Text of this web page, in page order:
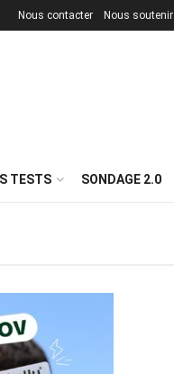
Nous contacter Nous soutenir
TESTS SONDAGE 2.0